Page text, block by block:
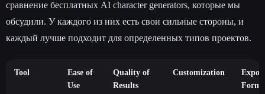
сравнение бесплатных AI character generators, которые мы
обсудили. У каждого из них есть свои сильные стороны, и
каждый лучше подходит для определенных типов проектов.
Tool
Ease of
Use
Quality of
Results
Customization